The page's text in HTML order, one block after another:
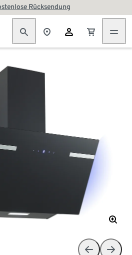
Rücksendung